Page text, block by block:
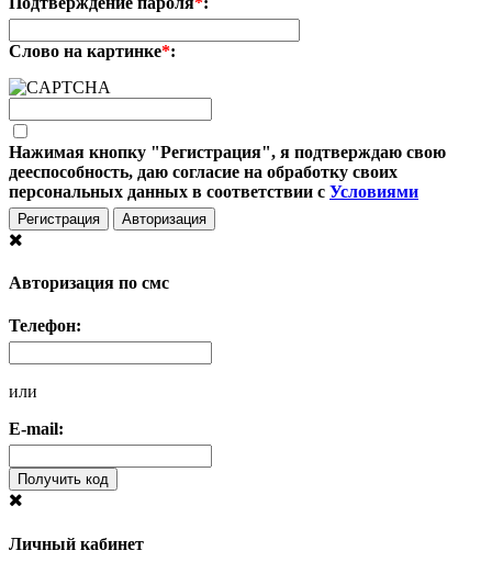
Слово на картинке*:
Нажимая кнопку "Регистрация", я подтверждаю свою
дееспособность, даю согласие на обработку своих
персональных данных в соответствии с Условиями
Регистрация Авторизация
Авторизация по смс
Телефон:
или
E-mail:
Получить код
Личный кабинет